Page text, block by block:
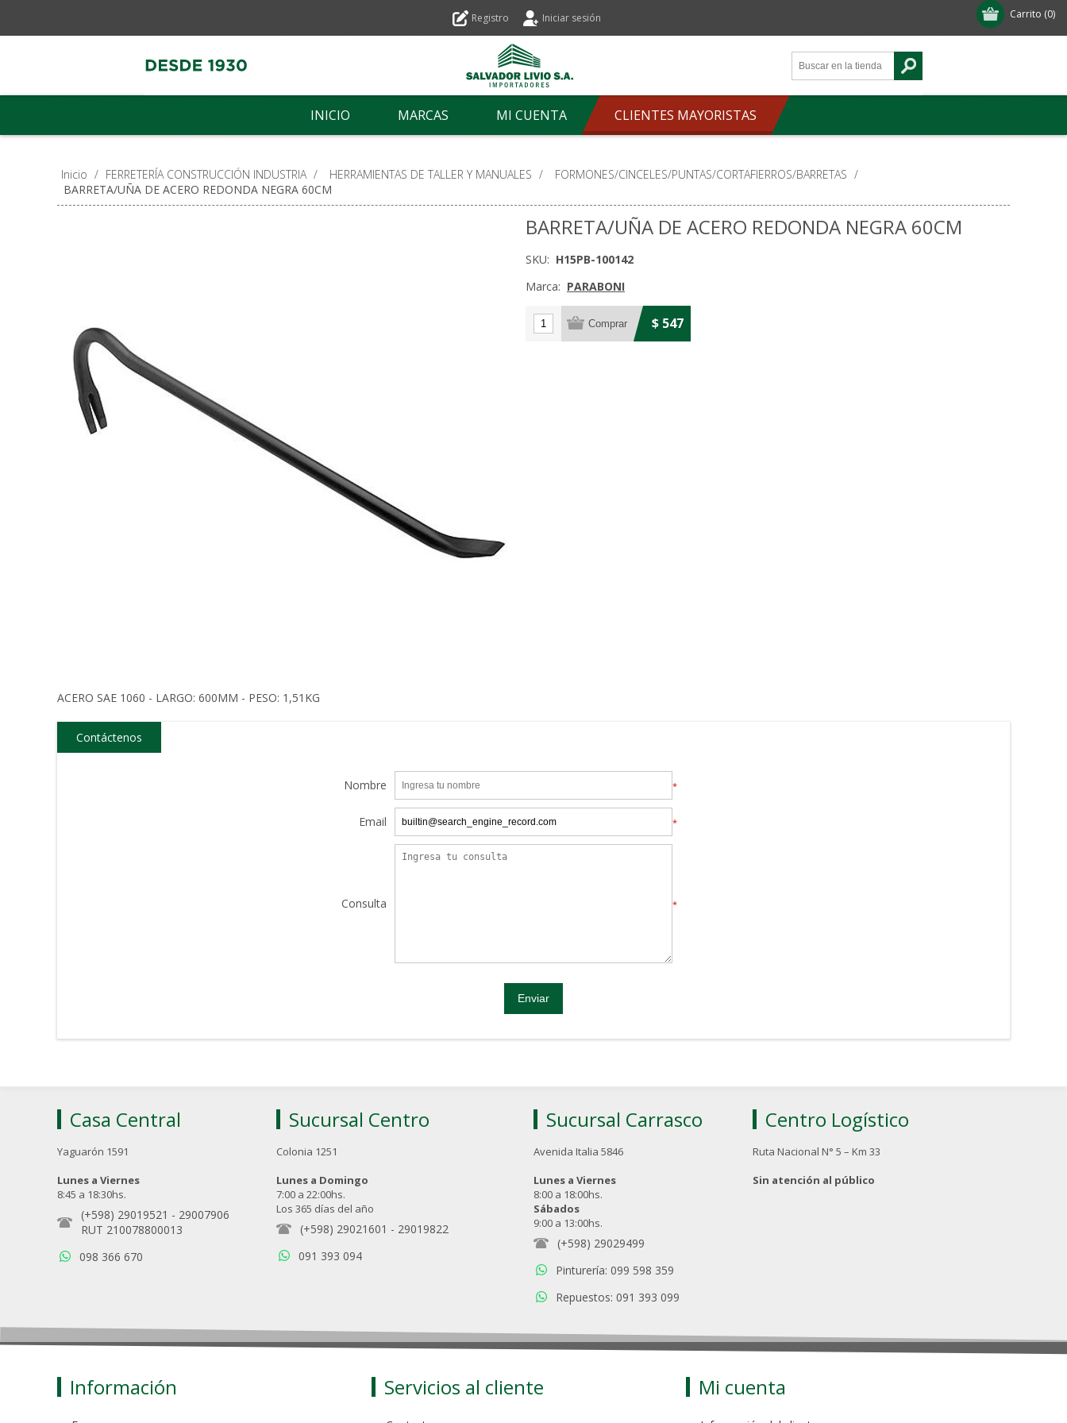
Carrito (0)
Registro Iniciar sesión
INICIO MARCAS MI CUENTA CLIENTES MAYORISTAS
Inicio / FERRETERÍA CONSTRUCCIÓN INDUSTRIA / HERRAMIENTAS DE TALLER Y MANUALES / FORMONES/CINCELES/PUNTAS/CORTAFIERROS/BARRETAS /
BARRETA/UÑA DE ACERO REDONDA NEGRA 60CM
BARRETA/UÑA DE ACERO REDONDA NEGRA 60CM
SKU: H15PB-100142
Marca: PARABONI
$ 547
ACERO SAE 1060 - LARGO: 600MM - PESO: 1,51KG
Contáctenos
Nombre *
Email *
Consulta *
Casa Central
Yaguarón 1591
Lunes a Viernes
8:45 a 18:30hs.
(+598) 29019521 - 29007906
RUT 210078800013
098 366 670
Sucursal Centro
Colonia 1251
Lunes a Domingo
7:00 a 22:00hs.
Los 365 días del año
(+598) 29021601 - 29019822
091 393 094
Sucursal Carrasco
Avenida Italia 5846
Lunes a Viernes
8:00 a 18:00hs.
Sábados
9:00 a 13:00hs.
(+598) 29029499
Pinturería: 099 598 359
Repuestos: 091 393 099
Centro Logístico
Ruta Nacional N° 5 – Km 33
Sin atención al público
Información Servicios al cliente Mi cuenta